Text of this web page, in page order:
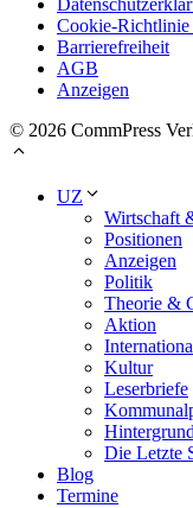
Cookie-
Barrierefreiheit
AGB
Anzeigen
© 2026 CommPress
UZ
Wirtschaft
Positionen
Anzeigen
Politik
Theorie &
Aktion
Kultur
Leserbriefe
Hintergrund
Die Letzte
Blog
Termine